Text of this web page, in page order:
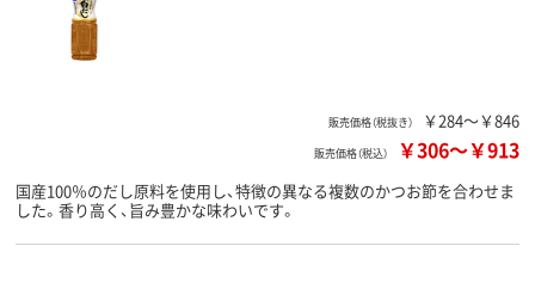
販売価格（税抜き） ￥284～￥846
販売価格（税込） ￥306～￥913
国産100％のだし原料を使用し、特徴の異なる複数のかつお節を合わせま
した。香り高く、旨み豊かな味わいです。